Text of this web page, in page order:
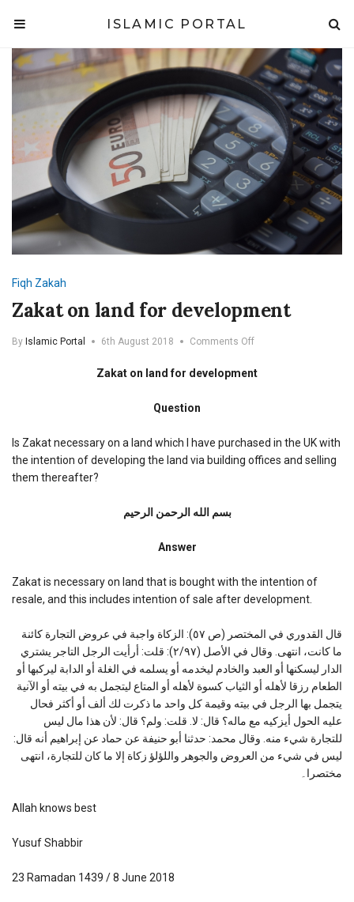
ISLAMIC PORTAL
Fiqh Zakah
Zakat on land for development
By Islamic Portal 6th August 2018 Comments Offon
on
Zakat on land for development
Question
Is Zakat necessary on a land which I have purchased in the UK with
the intention of developing the land via building offices and selling
them thereafter?
بسم الله الرحمن الرحیم
Answer
Zakat is necessary on land that is bought with the intention of
resale, and this includes intention of sale after development.
قال القدوري في المختصر (ص ٥٧): الزكاة واجبة في عروض التجارة كائنة
ما كانت، انتهى. وقال في الأصل (٢/٩٧): قلت: أرأيت الرجل التاجر يشتري
الدار ليسكنها أو العبد والخادم ليخدمه أو يسلمه في الغلة أو الدابة ليركبها أو
الطعام رزقا لأهله أو الثياب كسوة لأهله أو المتاع ليتجمل به في بيته أو الآنية
يتجمل بها الرجل في بيته وقيمة كل واحد ما ذكرت لك ألف أو أكثر فحال
عليه الحول أيزكيه مع ماله؟ قال: لا. قلت: ولم؟ قال: لأن هذا مال ليس
للتجارة شيء منه. وقال محمد: حدثنا أبو حنيفة عن حماد عن إبراهيم أنه قال:
ليس في شيء من العروض والجوهر واللؤلؤ زكاة إلا ما كان للتجارة، انتهى
مختصرا۔
Allah knows best
Yusuf Shabbir
23 Ramadan 1439 / 8 June 2018